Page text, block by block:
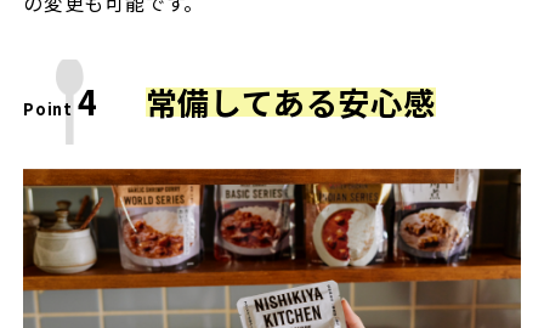
Point 4 常備してある安心感